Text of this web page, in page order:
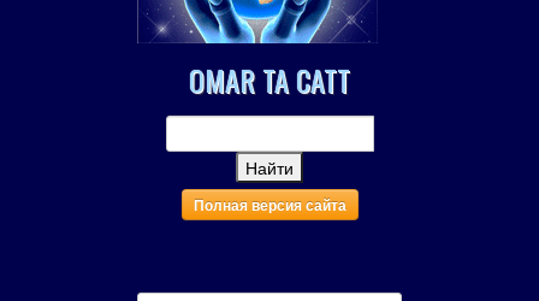
OMAR TA CATT
Полная версия сайта